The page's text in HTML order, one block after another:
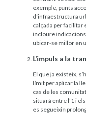
exemple, punts
d’infraestructura
calçada per facilitar
incloure
ubicar-se millor en
L’impuls a la
El que ja existeix,
límit per aplicar la
cas de les
situarà entre l’1 i
es segueixin